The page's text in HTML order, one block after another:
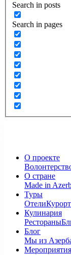
Search in posts
Search in pages
О проекте
О стране
Made in
Туры
Отели
Кулинария
Рестораны
Блог
Мы из
Мероприятия